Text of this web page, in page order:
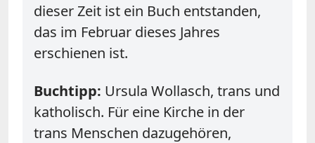
dieser Zeit ist ein Buch entstanden,
das im Februar dieses Jahres
erschienen ist.
Buchtipp: Ursula Wollasch, trans und
katholisch. Für eine Kirche in der
trans Menschen dazugehören,